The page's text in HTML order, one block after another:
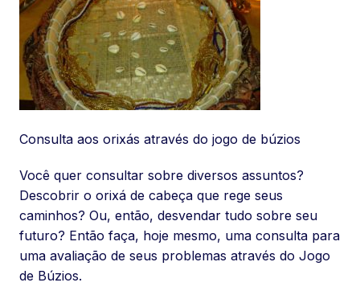
Consulta aos orixás através do jogo de búzios
Você quer consultar sobre diversos assuntos?
Descobrir o orixá de cabeça que rege seus
caminhos? Ou, então, desvendar tudo sobre seu
futuro? Então faça, hoje mesmo, uma consulta para
uma avaliação de seus problemas através do Jogo
de Búzios.